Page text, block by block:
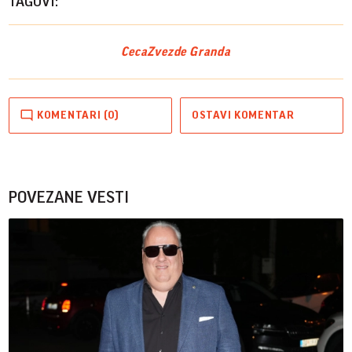
CecaZvezde Granda
KOMENTARI (0) OSTAVI KOMENTAR
POVEZANE VESTI